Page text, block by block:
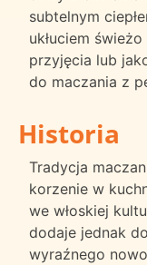
subtelnym
ukłuciem
przyjęcia lub
do maczania z
Historia
Tradycja
korzenie w
we włoskiej
dodaje jednak
wyraźnego